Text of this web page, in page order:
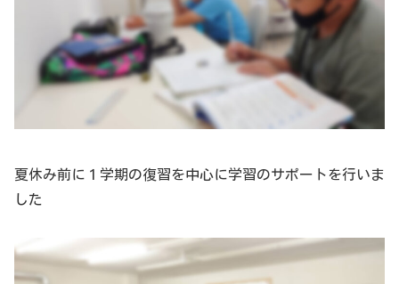
夏休み前に１学期の復習を中心に学習のサポートを行いま
した